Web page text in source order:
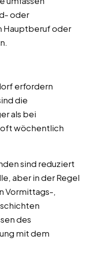
oder
Hauptberuf oder
erfordern
die
als bei
wöchentlich
sind reduziert
aber in der Regel
Vormittags-,
des
mit dem